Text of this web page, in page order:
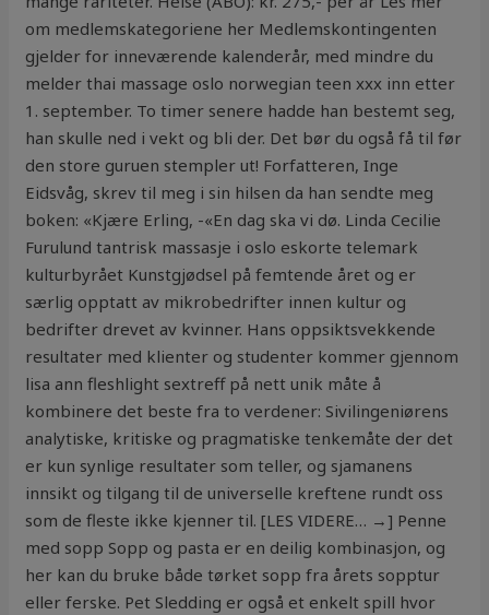
om medlemskategoriene her Medlemskontingenten
gjelder for inneværende kalenderår, med mindre du
melder thai massage oslo norwegian teen xxx inn etter
1. september. To timer senere hadde han bestemt seg,
han skulle ned i vekt og bli der. Det bør du også få til før
den store guruen stempler ut! Forfatteren, Inge
Eidsvåg, skrev til meg i sin hilsen da han sendte meg
boken: «Kjære Erling, -«En dag ska vi dø. Linda Cecilie
Furulund tantrisk massasje i oslo eskorte telemark
kulturbyrået Kunstgjødsel på femtende året og er
særlig opptatt av mikrobedrifter innen kultur og
bedrifter drevet av kvinner. Hans oppsiktsvekkende
resultater med klienter og studenter kommer gjennom
lisa ann fleshlight sextreff på nett unik måte å
kombinere det beste fra to verdener: Sivilingeniørens
analytiske, kritiske og pragmatiske tenkemåte der det
er kun synlige resultater som teller, og sjamanens
innsikt og tilgang til de universelle kreftene rundt oss
som de fleste ikke kjenner til. [LES VIDERE… →] Penne
med sopp Sopp og pasta er en deilig kombinasjon, og
her kan du bruke både tørket sopp fra årets sopptur
eller ferske. Pet Sledding er også et enkelt spill hvor